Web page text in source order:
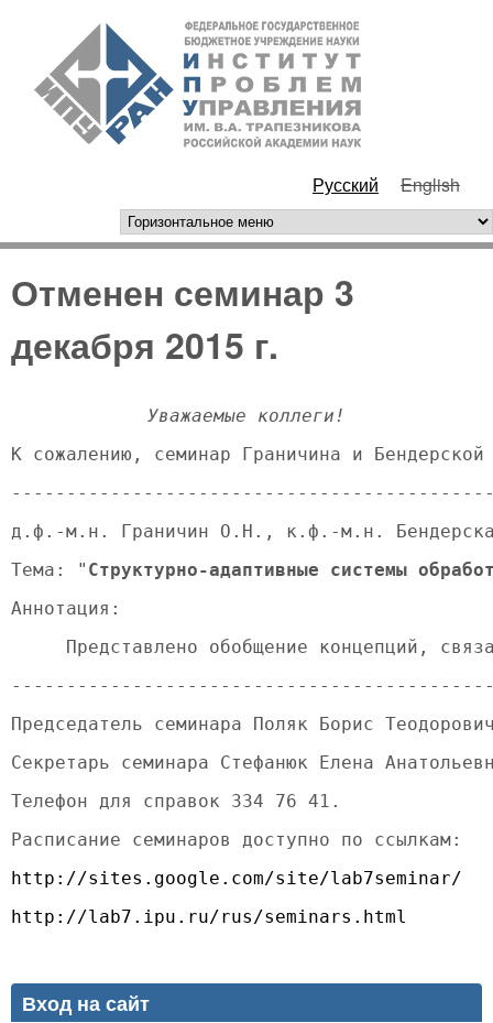
Перейти к основному
содержанию
РАН
Русский English
горизонтальное меню
Отменен семинар 3
декабря 2015 г.
Уважаемые коллеги!
К сожалению, семинар Граничина и
д.ф.-м.н. Граничин О.Н., к.ф.-м.н.
Тема: " Структурно-адаптивные системы
Аннотация:
Представлено обобщение концепций,
Председатель семинара Поляк Борис
Секретарь семинара Стефанюк Елена
Телефон для справок 334 76 41.
Расписание семинаров доступно по ссылкам:
http://sites.google.com/site/lab7seminar/
http://lab7.ipu.ru/rus/seminars.html
Вход на сайт